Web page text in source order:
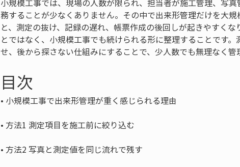
小規模工事では、現場の人数が限られ、担当者が施工管理、写
務することが少なくありません。その中で出来形管理だけを大
と、測定の抜け、記録の遅れ、帳票作成の後回しが起きやすく
とではなく、小規模工事でも続けられる形に整理することです
せ、後から探さない仕組みにすることで、少人数でも無理なく管
目次
•
•
•